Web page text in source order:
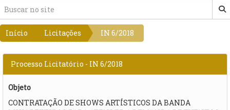
Início Licitações IN 6/2018
Processo Licitatório - IN 6/2018
Objeto
CONTRATAÇÃO DE SHOWS ARTÍSTICOS DA BANDA